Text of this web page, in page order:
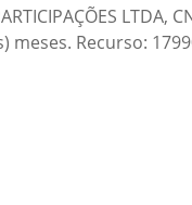
LTDA,
Recurso: